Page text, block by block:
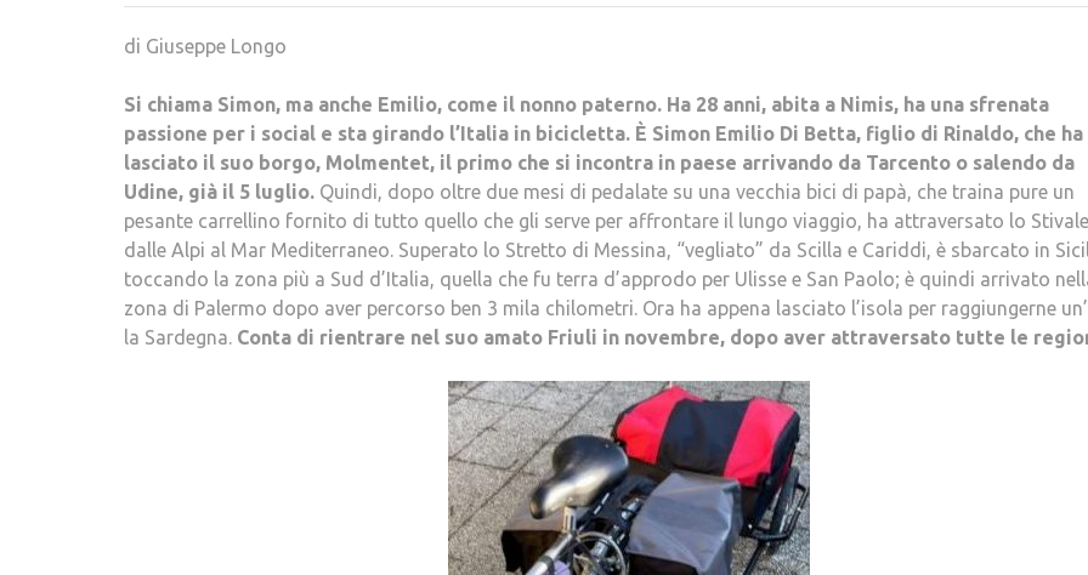
di Giuseppe Longo
Si chiama Simon, ma anche Emilio, come il nonno paterno. Ha 28 anni, abita a Nimis, ha una sfrenata
passione per i social e sta girando l’Italia in bicicletta. È Simon Emilio Di Betta, figlio di Rinaldo, che ha
lasciato il suo borgo, Molmentet, il primo che si incontra in paese arrivando da Tarcento o salendo da
Udine, già il 5 luglio. Quindi, dopo oltre due mesi di pedalate su una vecchia bici di papà, che traina pure un
pesante carrellino fornito di tutto quello che gli serve per affrontare il lungo viaggio, ha attraversato lo Stivale
dalle Alpi al Mar Mediterraneo. Superato lo Stretto di Messina, “vegliato” da Scilla e Cariddi, è sbarcato in
toccando la zona più a Sud d’Italia, quella che fu terra d’approdo per Ulisse e San Paolo; è quindi arrivato
zona di Palermo dopo aver percorso ben 3 mila chilometri. Ora ha appena lasciato l’isola per raggiungerne
la Sardegna. Conta di rientrare nel suo amato Friuli in novembre, dopo aver attraversato tutte le